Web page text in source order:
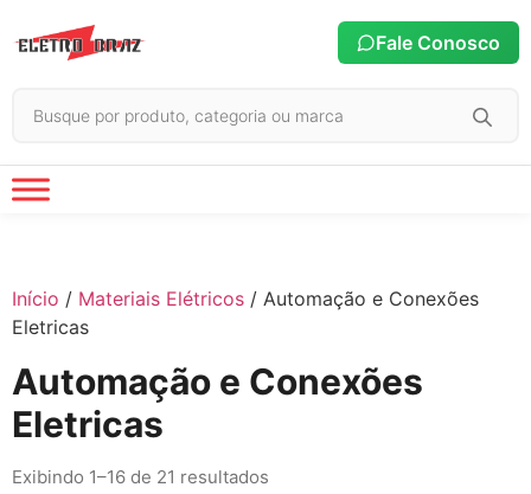
Fale Conosco
Início / Materiais Elétricos / Automação e Conexões
Eletricas
Automação e Conexões
Eletricas
Exibindo 1–16 de 21 resultados